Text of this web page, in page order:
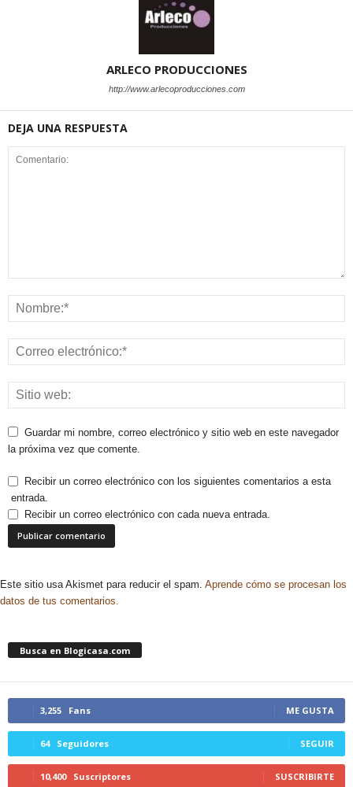
ARLECO PRODUCCIONES
http://www.arlecoproducciones.com
DEJA UNA RESPUESTA
Guardar mi nombre, correo electrónico y sitio web en este navegador
la próxima vez que comente.
Recibir un correo electrónico con los siguientes comentarios a esta
entrada.
Recibir un correo electrónico con cada nueva entrada.
Este sitio usa Akismet para reducir el spam. Aprende cómo se procesan los
datos de tus comentarios.
Busca en Blogicasa.com
3,255 Fans ME GUSTA
64 Seguidores SEGUIR
10,400 Suscriptores SUSCRIBIRTE